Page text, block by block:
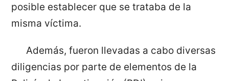
posible establecer que se trataba de la
misma víctima.
Además, fueron llevadas a cabo diversas
diligencias por parte de elementos de la